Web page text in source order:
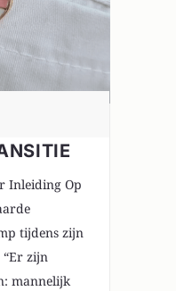
Inleiding Op
tijdens zijn
zijn
mannelijk